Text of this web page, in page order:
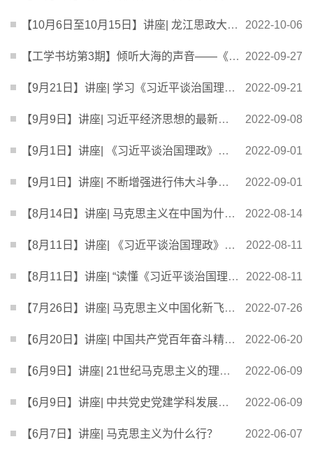
【10月6日至10月15日】讲座| 龙江思政大讲堂 2022-10-06
【工学书坊第3期】倾听大海的声音——《杨士莪传》作者邀您倾听大师智慧 2022-09-27
【9月21日】讲座| 学习《习近平谈治国理政》（第四卷）几个重要问题 2022-09-21
【9月9日】讲座| 习近平经济思想的最新成果——学习《习近平谈治国理政》第四卷 2022-09-08
【9月1日】讲座| 《习近平谈治国理政》第四卷解读 2022-09-01
【9月1日】讲座| 不断增强进行伟大斗争的意志和本领 2022-09-01
【8月14日】讲座| 马克思主义在中国为什么“行”？ 2022-08-14
【8月11日】讲座| 《习近平谈治国理政》第四卷导读 2022-08-11
【8月11日】讲座| “读懂《习近平谈治国理政》第四卷”系列直播课 第一讲 2022-08-11
【7月26日】讲座| 马克思主义中国化新飞跃的生动教材——《习近平谈治国理政》第四卷解读 2022-07-26
【6月20日】讲座| 中国共产党百年奋斗精神的核心价值 2022-06-20
【6月9日】讲座| 21世纪马克思主义的理论阐述 2022-06-09
【6月9日】讲座| 中共党史党建学科发展的思考 2022-06-09
【6月7日】讲座| 马克思主义为什么行？ 2022-06-07